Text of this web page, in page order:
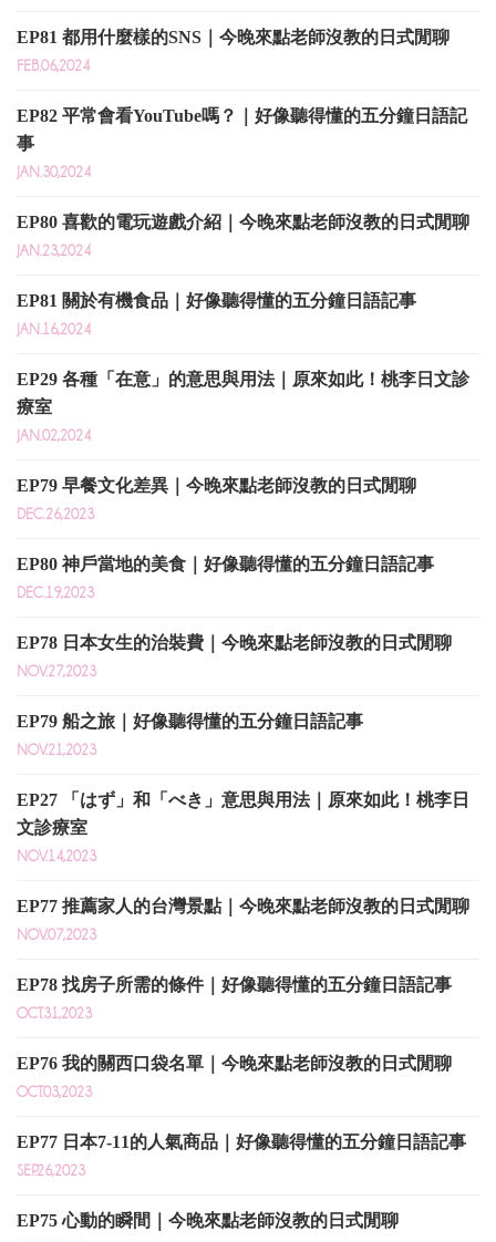
EP81 都用什麼樣的SNS｜今晚來點老師沒教的日式閒聊
FEB.06,2024
EP82 平常會看YouTube嗎？｜好像聽得懂的五分鐘日語記
事
JAN.30,2024
EP80 喜歡的電玩遊戲介紹｜今晚來點老師沒教的日式閒聊
JAN.23,2024
EP81 關於有機食品｜好像聽得懂的五分鐘日語記事
JAN.16,2024
EP29 各種「在意」的意思與用法｜原來如此！桃李日文診
療室
JAN.02,2024
EP79 早餐文化差異｜今晚來點老師沒教的日式閒聊
DEC.26,2023
EP80 神戶當地的美食｜好像聽得懂的五分鐘日語記事
DEC.19,2023
EP78 日本女生的治裝費｜今晚來點老師沒教的日式閒聊
NOV.27,2023
EP79 船之旅｜好像聽得懂的五分鐘日語記事
NOV.21,2023
EP27 「はず」和「べき」意思與用法｜原來如此！桃李日
文診療室
NOV.14,2023
EP77 推薦家人的台灣景點｜今晚來點老師沒教的日式閒聊
NOV.07,2023
EP78 找房子所需的條件｜好像聽得懂的五分鐘日語記事
OCT.31,2023
EP76 我的關西口袋名單｜今晚來點老師沒教的日式閒聊
OCT.03,2023
EP77 日本7-11的人氣商品｜好像聽得懂的五分鐘日語記事
SEP.26,2023
EP75 心動的瞬間｜今晚來點老師沒教的日式閒聊